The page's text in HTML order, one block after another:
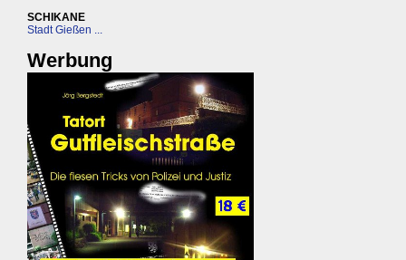
SCHIKANE
Stadt Gießen ...
Werbung